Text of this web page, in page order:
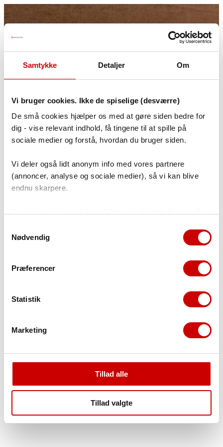
Samtykke Detaljer Om
Vi bruger cookies. Ikke de spiselige (desværre)
De små cookies hjælper os med at gøre siden bedre for
dig - vise relevant indhold, få tingene til at spille på
sociale medier og forstå, hvordan du bruger siden.
Vi deler også lidt anonym info med vores partnere
(annoncer, analyse og sociale medier), så vi kan blive
endnu skarpere.
oplevelse. 👍
Nødvendig
Præferencer
Statistik
Marketing
Tillad alle
Tillad valgte
Har du glemt dit password?
Glemt password?
Bare rolig! Skriv din email, og vi sender dig et link til at nulstille dit
kodeord.
Email